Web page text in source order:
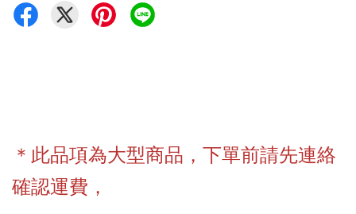
＊此品項為大型商品，下單前請先連絡
確認運費，